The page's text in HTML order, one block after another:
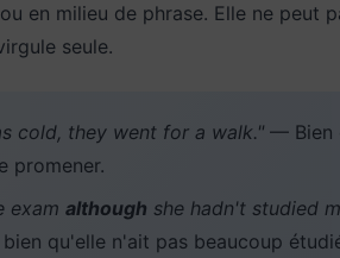
en milieu de phrase. Elle ne peut
seule.
cold, they went for a walk." — Bien
promener.
exam although she hadn't studied
qu'elle n'ait pas beaucoup